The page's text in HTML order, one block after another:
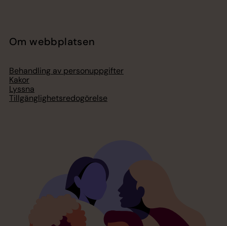
Om webbplatsen
Behandling av personuppgifter
Kakor
Lyssna
Tillgänglighetsredogörelse